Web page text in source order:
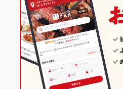
その他
飲み放題
あり ：飲み放題は、コー
す。
食べ放題 なし
カクテル充実、焼酎充実、
大曽根の居酒屋ランキング